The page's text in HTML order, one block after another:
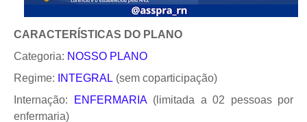
CARACTERÍSTICAS DO PLANO
Categoria: NOSSO PLANO
Regime:
INTEGRAL (sem coparticipação)
Internação:
ENFERMARIA(limitada a 02 pessoas por
enfermaria)